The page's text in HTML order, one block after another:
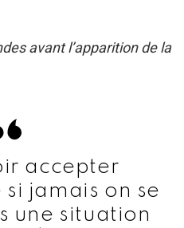
avant l’apparition de la
accepter
si jamais on se
une situation